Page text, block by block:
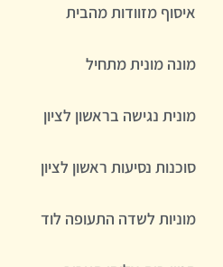
איסוף מזוודות מהבית
מונה מונית מתחיל
מונית נגישה בראשון לציון
סוכנות נסיעות ראשון לציון
מוניות לשדה התעופה לוד